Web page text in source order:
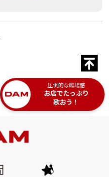
圧倒的な臨場感
お店でたっぷり
歌おう！